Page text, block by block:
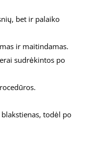
bet ir palaiko
ir maitindamas.
sudrėkintos po
todėl po